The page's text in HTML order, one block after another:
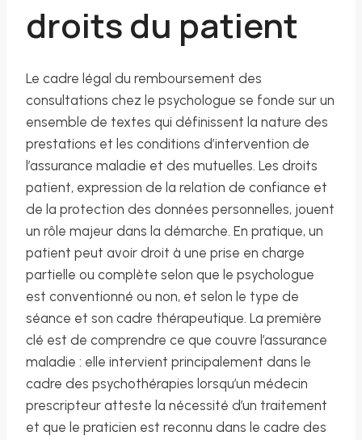
droits du patient
Le cadre légal du remboursement des
consultations chez le psychologue se fonde sur un
ensemble de textes qui définissent la nature des
prestations et les conditions d’intervention de
l’assurance maladie et des mutuelles. Les droits
patient, expression de la relation de confiance et
de la protection des données personnelles, jouent
un rôle majeur dans la démarche. En pratique, un
patient peut avoir droit à une prise en charge
partielle ou complète selon que le psychologue
est conventionné ou non, et selon le type de
séance et son cadre thérapeutique. La première
clé est de comprendre ce que couvre l’assurance
maladie : elle intervient principalement dans le
cadre des psychothérapies lorsqu’un médecin
prescripteur atteste la nécessité d’un traitement
et que le praticien est reconnu dans le cadre des